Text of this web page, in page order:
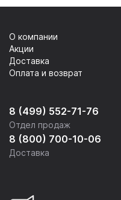
8 (499) 552-71-76
Отдел продаж
8 (800) 700-10-06
Доставка
О компании
Акции
Доставка
Оплата и возврат